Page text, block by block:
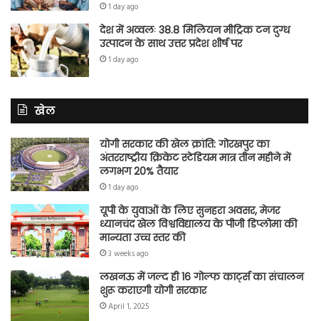
1 day ago
देश में अव्वलः 38.8 मिलियन मीट्रिक टन दुग्ध
उत्पादन के साथ उत्तर प्रदेश शीर्ष पर
1 day ago
खेल
योगी सरकार की खेल क्रांति: गोरखपुर का
अंतरराष्ट्रीय क्रिकेट स्टेडियम मात्र तीन महीने में
लगभग 20% तैयार
1 day ago
यूपी के युवाओं के लिए सुनहरा अवसर, मेजर
ध्यानचंद खेल विश्वविद्यालय के पीजी डिप्लोमा की
मान्यता उच्च स्तर की
3 weeks ago
लखनऊ में जल्द ही 16 गोल्फ कार्ट्स का संचालन
शुरू कराएगी योगी सरकार
April 1, 2025